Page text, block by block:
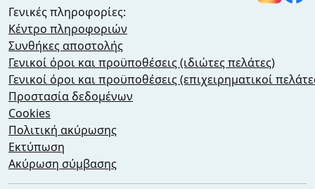
Γενικές πληροφορίες:
Κέντρο πληροφοριών
Συνθήκες αποστολής
Γενικοί όροι και προϋποθέσεις (ιδιώτες πελάτες)
Γενικοί όροι και προϋποθέσεις (επιχειρηματικοί
Προστασία δεδομένων
Cookies
Πολιτική ακύρωσης
Εκτύπωση
Ακύρωση σύμβασης